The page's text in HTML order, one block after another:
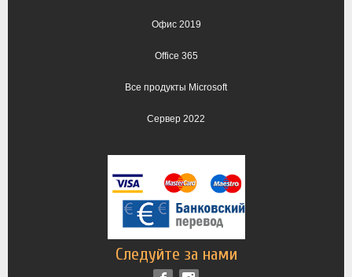
Офис 2019
Office 365
Все продукты Microsoft
Сервер 2022
Следуйте за нами